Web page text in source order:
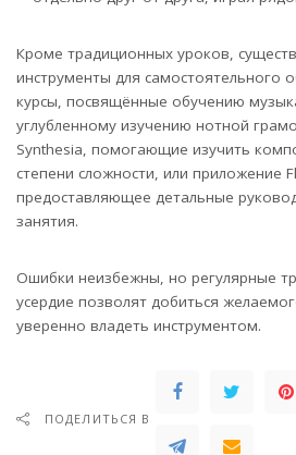
Кроме традиционных уроков,
инструменты для самостоятельного
курсы, посвящённые обучению
углубленному изучению нотной
Synthesia, помогающие изучить
степени сложности, или приложение
предоставляющее детальные
занятия.
Ошибки неизбежны, но регулярные
усердие позволят добиться
уверенно владеть инструментом.
ПОДЕЛИТЬСЯ В